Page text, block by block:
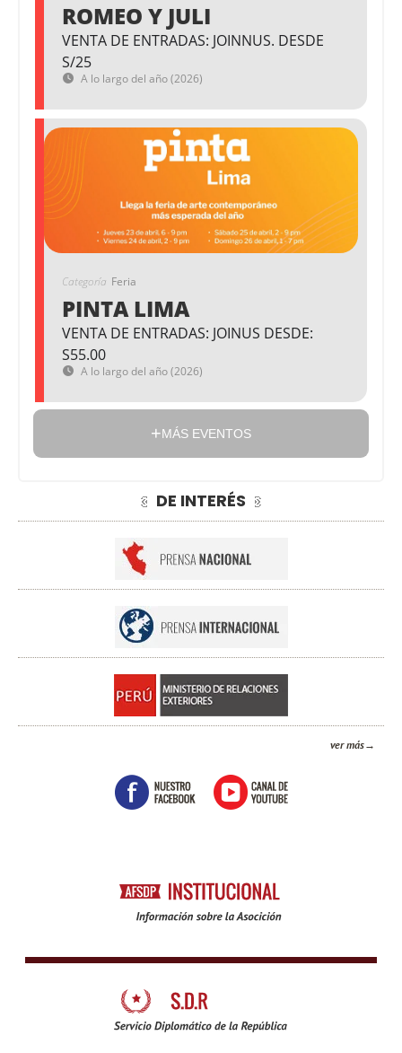
ROMEO Y JULI
VENTA DE ENTRADAS: JOINNUS. DESDE
S/25
A lo largo del año (2026)
Categoría Feria
PINTA LIMA
VENTA DE ENTRADAS: JOINUS DESDE:
S55.00
A lo largo del año (2026)
MÁS EVENTOS
DE INTERÉS
ver más